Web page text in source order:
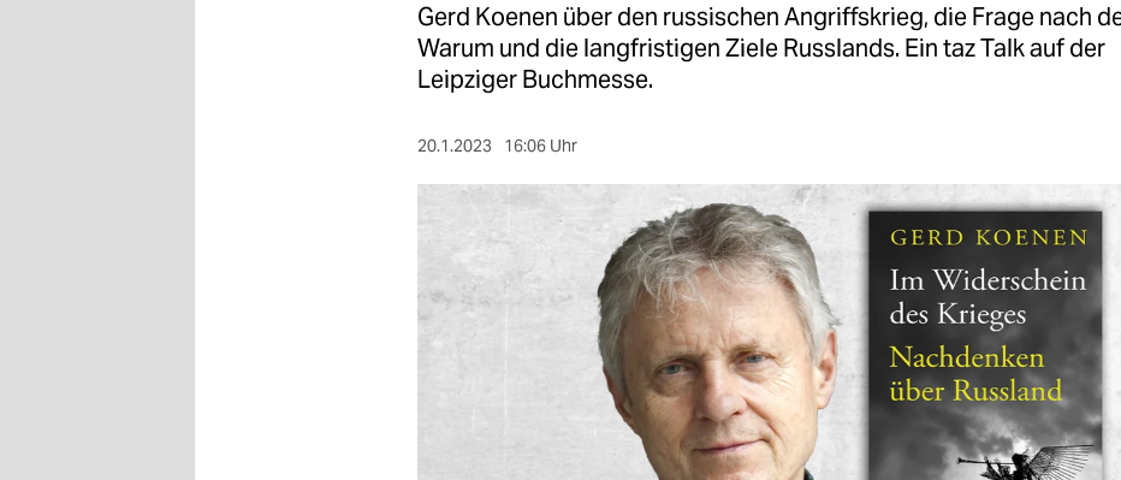
Gerd Koenen über den russischen Angriffskrieg, die Frage nach
Warum und die langfristigen Ziele Russlands. Ein taz Talk auf der
Leipziger Buchmesse.
20.1.2023 16:06 Uhr